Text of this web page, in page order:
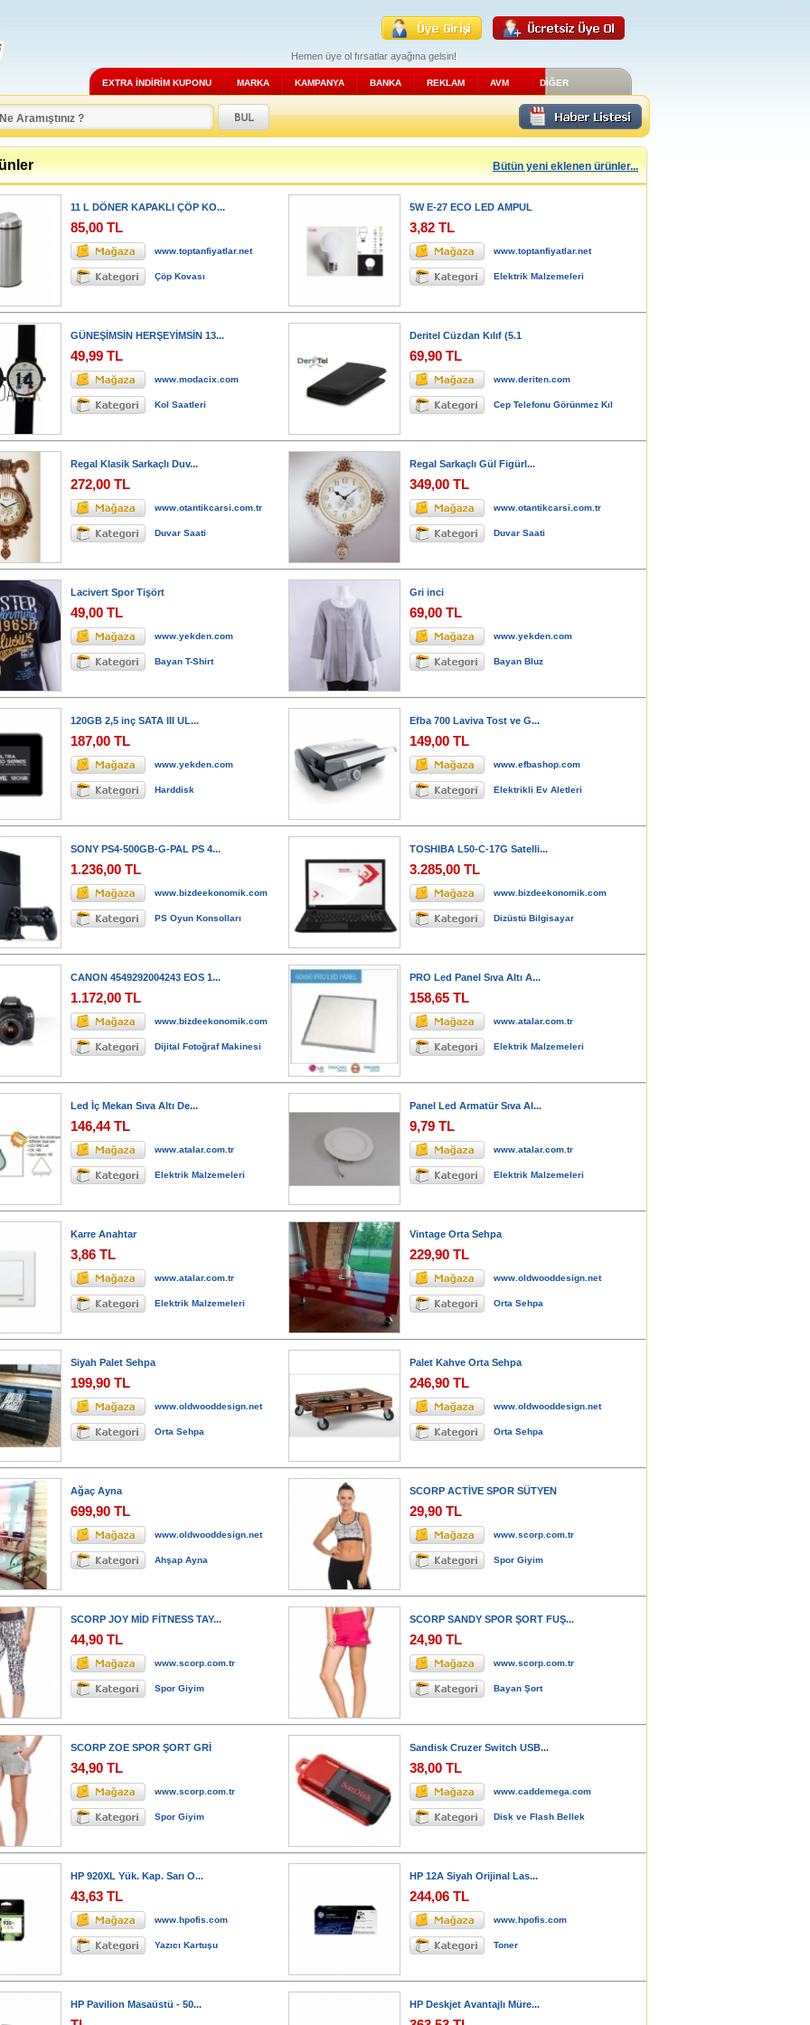
Hemen üye ol fırsatlar ayağına gelsin!
EXTRA İNDİRİM KUPONU MARKA KAMPANYA BANKA REKLAM AVM DİĞER
Bütün yeni eklenen ürünler...
11 L DÖNER KAPAKLI ÇÖP KO...
85,00 TL
www.toptanfiyatlar.net
Çöp Kovası
5W E-27 ECO LED AMPUL
3,82 TL
www.toptanfiyatlar.net
Elektrik Malzemeleri
GÜNEŞİMSİN HERŞEYİMSİN 13...
49,99 TL
www.modacix.com
Kol Saatleri
Deritel Cüzdan Kılıf (5.1
69,90 TL
www.deriten.com
Cep Telefonu Görünmez Kıl
Regal Klasik Sarkaçlı Duv...
272,00 TL
www.otantikcarsi.com.tr
Duvar Saati
Regal Sarkaçlı Gül Figürl...
349,00 TL
www.otantikcarsi.com.tr
Duvar Saati
Lacivert Spor Tişört
49,00 TL
www.yekden.com
Bayan T-Shirt
Gri inci
69,00 TL
www.yekden.com
Bayan Bluz
120GB 2,5 inç SATA III UL...
187,00 TL
www.yekden.com
Harddisk
Efba 700 Laviva Tost ve G...
149,00 TL
www.efbashop.com
Elektrikli Ev Aletleri
SONY PS4-500GB-G-PAL PS 4...
1.236,00 TL
www.bizdeekonomik.com
PS Oyun Konsolları
TOSHIBA L50-C-17G Satelli...
3.285,00 TL
www.bizdeekonomik.com
Dizüstü Bilgisayar
CANON 4549292004243 EOS 1...
1.172,00 TL
www.bizdeekonomik.com
Dijital Fotoğraf Makinesi
PRO Led Panel Sıva Altı A...
158,65 TL
www.atalar.com.tr
Elektrik Malzemeleri
Led İç Mekan Sıva Altı De...
146,44 TL
www.atalar.com.tr
Elektrik Malzemeleri
Panel Led Armatür Sıva Al...
9,79 TL
www.atalar.com.tr
Elektrik Malzemeleri
Karre Anahtar
3,86 TL
www.atalar.com.tr
Elektrik Malzemeleri
Vintage Orta Sehpa
229,90 TL
www.oldwooddesign.net
Orta Sehpa
Siyah Palet Sehpa
199,90 TL
www.oldwooddesign.net
Orta Sehpa
Palet Kahve Orta Sehpa
246,90 TL
www.oldwooddesign.net
Orta Sehpa
Ağaç Ayna
699,90 TL
www.oldwooddesign.net
Ahşap Ayna
SCORP ACTİVE SPOR SÜTYEN
29,90 TL
www.scorp.com.tr
Spor Giyim
SCORP JOY MİD FİTNESS TAY...
44,90 TL
www.scorp.com.tr
Spor Giyim
SCORP SANDY SPOR ŞORT FUŞ...
24,90 TL
www.scorp.com.tr
Bayan Şort
SCORP ZOE SPOR ŞORT GRİ
34,90 TL
www.scorp.com.tr
Spor Giyim
Sandisk Cruzer Switch USB...
38,00 TL
www.caddemega.com
Disk ve Flash Bellek
HP 920XL Yük. Kap. Sarı O...
43,63 TL
www.hpofis.com
Yazıcı Kartuşu
HP 12A Siyah Orijinal Las...
244,06 TL
www.hpofis.com
Toner
HP Pavilion Masaüstü - 50... HP Deskjet Avantajlı Müre...